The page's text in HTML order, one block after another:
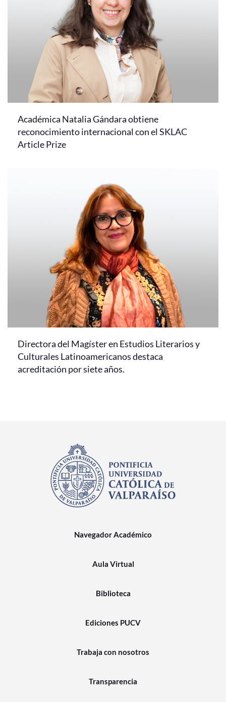
Académica Natalia Gándara obtiene
reconocimiento internacional con el SKLAC
Article Prize
Directora del Magíster en Estudios Literarios y
Culturales Latinoamericanos destaca
acreditación por siete años.
Navegador Académico
Aula Virtual
Biblioteca
Ediciones PUCV
Trabaja con nosotros
Transparencia